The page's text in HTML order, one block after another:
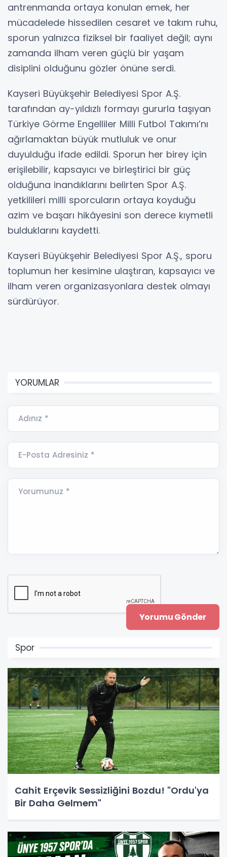
antrenmanda ortaya konulan emek, her
mücadelede hissedilen cesaret ve takım ruhu,
sporun yalnızca fiziksel bir faaliyet değil; aynı
zamanda ilham veren güçlü bir yaşam
disiplini olduğunu gözler önüne serdi.
Kayseri Büyükşehir Belediyesi Spor A.Ş.
tarafından ay-yıldızlı formayı gururla taşıyan
Türkiye Görme Engelliler Milli Futbol Takımı’nı
ağırlamaktan büyük mutluluk ve onur
duyulduğu ifade edildi. Sporun her birey için
erişilebilir, kapsayıcı ve birleştirici bir güç
olduğuna inandıklarını belirten Spor A.Ş.
yetkilileri milli sporcuların ortaya koyduğu
azim ve başarı hikâyesini son derece kıymetli
bulduklarını kaydetti.
Kayseri Büyükşehir Belediyesi Spor A.Ş., sporu
toplumun her kesimine ulaştıran, kapsayıcı ve
ilham veren organizasyonlara destek olmayı
sürdürüyor.
YORUMLAR
Adınız *
E-Posta Adresiniz *
Yorumunuz *
Spor
Cahit Erçevik Sessizliğini Bozdu! "Ordu'ya
Bir Daha Gelmem"